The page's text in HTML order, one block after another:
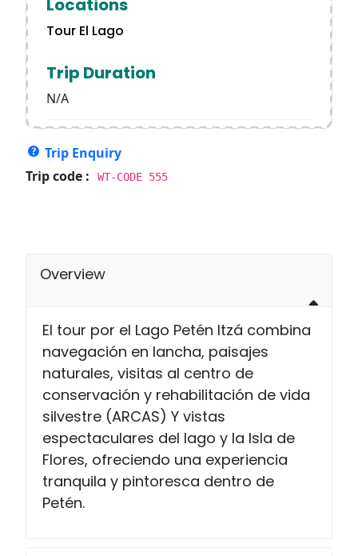
Locations
Tour El Lago
Trip Duration
N/A
Trip Enquiry
Trip code :
WT-CODE 555
Overview
El tour por el Lago Petén Itzá combina
navegación en lancha, paisajes
naturales, visitas al centro de
conservación y rehabilitación de vida
silvestre (ARCAS) Y vistas
espectaculares del lago y la Isla de
Flores, ofreciendo una experiencia
tranquila y pintoresca dentro de
Petén.